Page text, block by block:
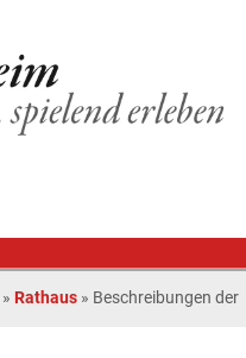
» Rathaus » Beschreibungen der